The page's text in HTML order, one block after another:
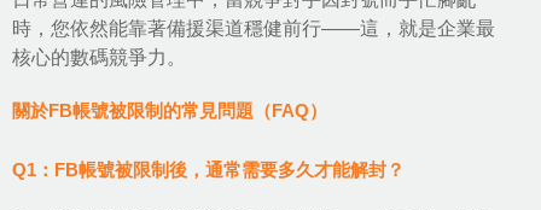
時，您依然能靠著備援渠道穩健前行——這，就是企業最
核心的數碼競爭力。
關於FB帳號被限制的常見問題（FAQ）
Q1：FB帳號被限制後，通常需要多久才能解封？